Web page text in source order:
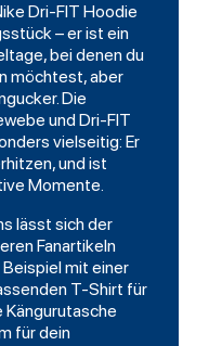
Dri-FIT Hoodie
– er ist ein
bei denen du
möchtest, aber
Die
und Dri-FIT
vielseitig: Er
und ist
Momente.
lässt sich der
Fanartikeln
Beispiel mit einer
T-Shirt für
für dein